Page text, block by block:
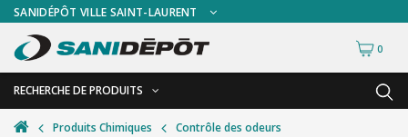
SANIDÉPÔT VILLE SAINT-LAURENT
0
RECHERCHE DE PRODUITS
RETOUR
RETOUR
Produits Chimiques
Contrôle des odeurs